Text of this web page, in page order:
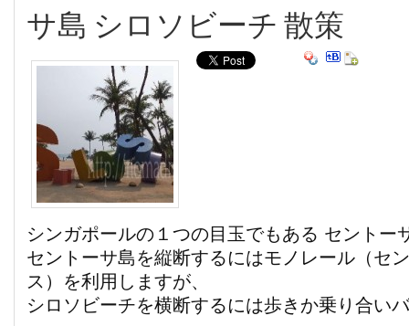
サ島 シロソビーチ 散策
シンガポールの１つの目玉でもある セントー
セントーサ島を縦断するにはモノレール（セ
ス）を利用しますが、
シロソビーチを横断するには歩きか乗り合い